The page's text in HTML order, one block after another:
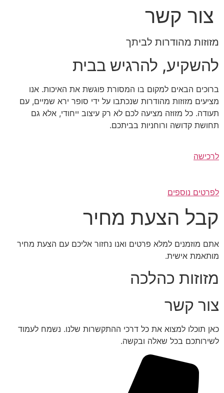
דלג
לתוכןצור קשר
מזוזות מהודרות לביתך
להשקיע, להרגיש בבית
ברוכים הבאים למקום בו המסורת פוגשת את האיכות. אנו
מציעים מזוזות מהודרות שנכתבו על ידי סופר ירא שמיים, עם
תעודה. כל מזוזה מציעה לכם לא רק עיצוב ייחודי, אלא גם
תחושת קדושה ורוחניות בביתכם.
לרכישה
לפרטים נוספים
קבל הצעת מחיר
אתם מוזמנים למלא פרטים ואנו נחזור אליכם עם הצעת מחיר
מותאמת אישית.
מזוזות כהלכה
צור קשר
כאן תוכלו למצוא את כל דרכי ההתקשרות שלנו. נשמח לעמוד
לשירותכם בכל שאלה ובקשה.